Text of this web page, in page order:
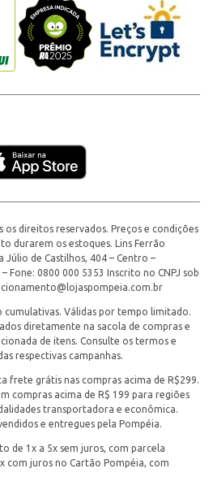
os direitos reservados. Preços e condições
durarem os estoques. Lins Ferrão
Júlio de Castilhos, 404 – Centro –
– Fone: 0800 000 5353 Inscrito no CNPJ sob
cumulativas. Válidas por tempo limitado.
diretamente na sacola de compras e
de itens. Consulte os termos e
respectivas campanhas.
frete grátis nas compras acima de R$299.
compras acima de R$ 199 para regiões
transportadora e econômica.
e entregues pela Pompéia.
de 1x a 5x sem juros, com parcela
com juros no Cartão Pompéia, com